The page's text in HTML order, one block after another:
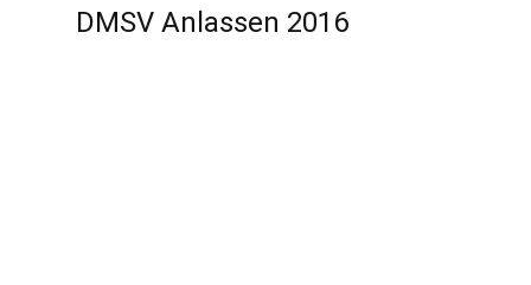
DMSV Anlassen 2016